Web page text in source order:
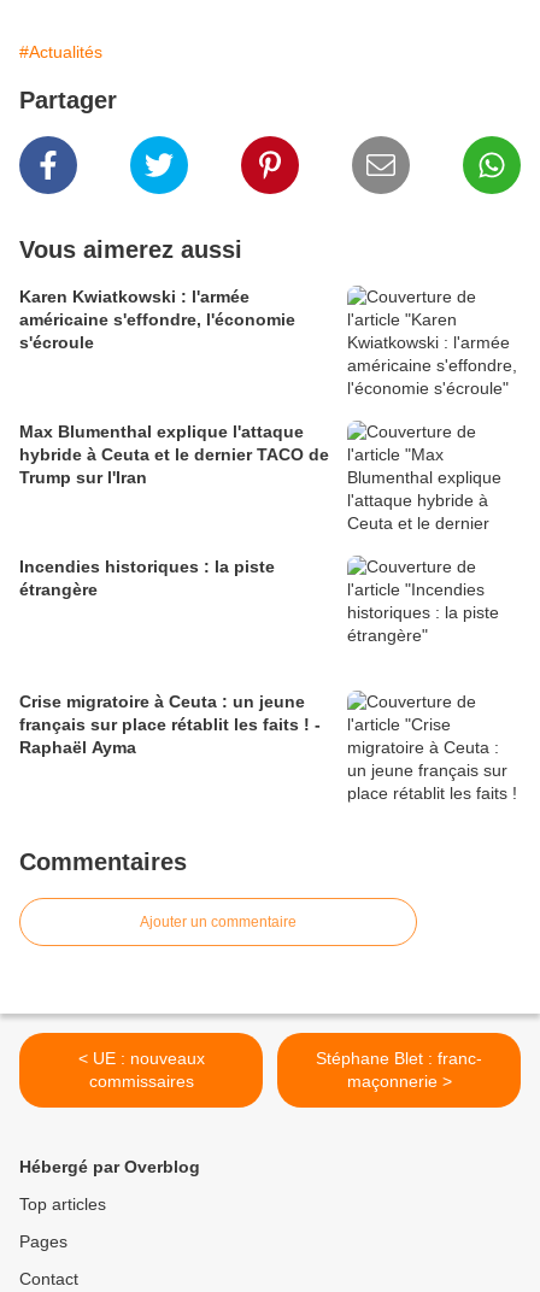
#Actualités
Partager
Vous aimerez aussi
Karen Kwiatkowski : l'armée
américaine s'effondre, l'économie
s'écroule
Max Blumenthal explique l'attaque
hybride à Ceuta et le dernier TACO de
Trump sur l'Iran
Incendies historiques : la piste
étrangère
Crise migratoire à Ceuta : un jeune
français sur place rétablit les faits ! -
Raphaël Ayma
Commentaires
Ajouter un commentaire
< UE : nouveaux
commissaires
Stéphane Blet : franc-
maçonnerie >
Hébergé par Overblog
Top articles
Pages
Contact